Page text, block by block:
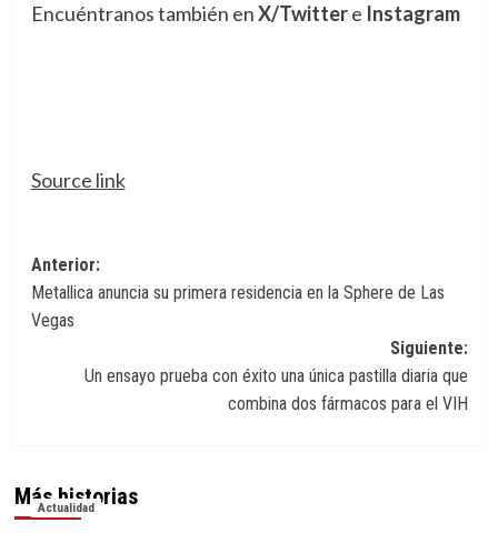
Encuéntranos también enX/Twittere Instagram
Source link
Navegación
de
entradas
Anterior:
Metallica anuncia su primera residencia en la Sphere de Las
Vegas
Siguiente:
Un ensayo prueba con éxito una única pastilla diaria que
combina dos fármacos para el VIH
Más historias
Actualidad